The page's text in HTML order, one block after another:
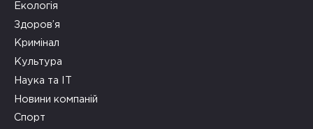
Екологія
Здоров’я
Кримінал
Культура
Наука та ІТ
Новини компаній
Спорт